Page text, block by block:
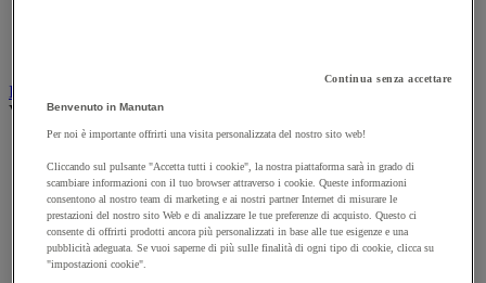
Illuminazione
Vedi tutte le categorie
Lampada da officina
Lampada frontale
Lampada portatile
Lampadina
Proiettore da cantiere
Torcia
Continua senza accettare
Benvenuto in Manutan
Per noi è importante offrirti una visita personalizzata del nostro sito web!
Cliccando sul pulsante "Accetta tutti i cookie", la nostra piattaforma sarà in grado di
scambiare informazioni con il tuo browser attraverso i cookie. Queste informazioni
consentono al nostro team di marketing e ai nostri partner Internet di misurare le
prestazioni del nostro sito Web e di analizzare le tue preferenze di acquisto. Questo ci
consente di offrirti prodotti ancora più personalizzati in base alle tue esigenze e una
pubblicità adeguata. Se vuoi saperne di più sulle finalità di ogni tipo di cookie, clicca su
"impostazioni cookie".